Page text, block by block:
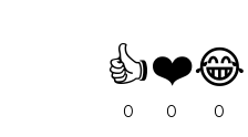
👍
0
❤️
0
😂
0